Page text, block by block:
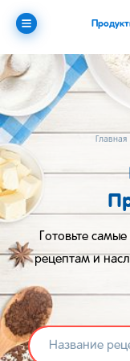
Главная
Готовьте
рецептам и